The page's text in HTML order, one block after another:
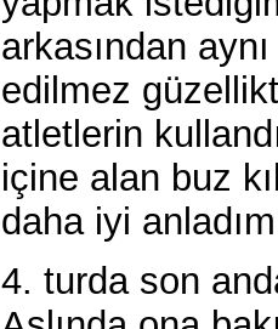
arkasından
edilmez
atletlerin
içine alan buz
daha iyi
4. turda son